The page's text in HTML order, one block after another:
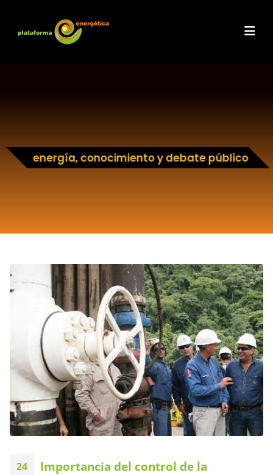
energía, conocimiento y debate público
24
Importancia del control de la